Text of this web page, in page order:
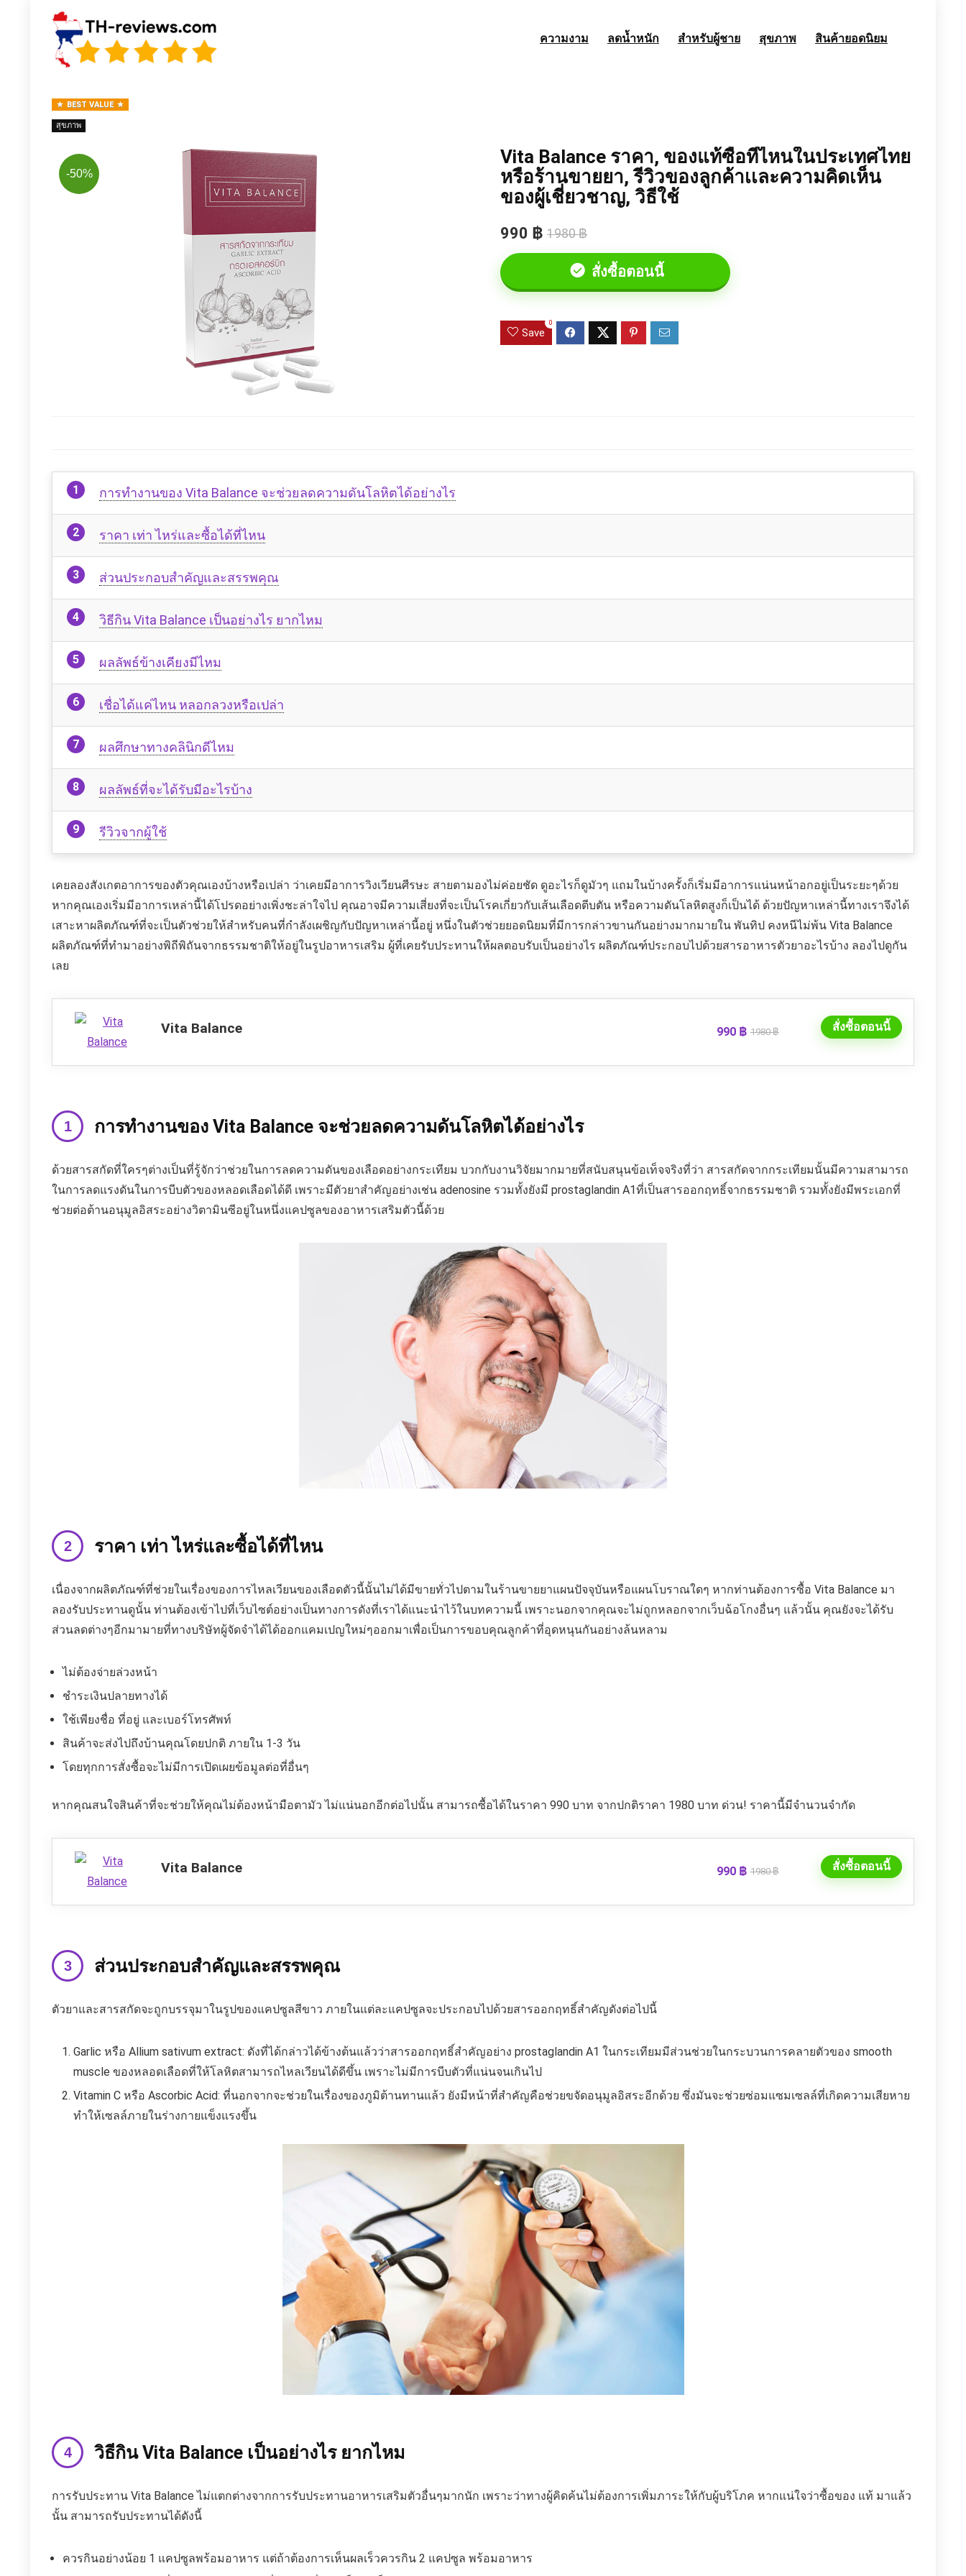
ความงาม ลดน้ำหนัก สำหรับผู้ชาย สุขภาพ สินค้ายอดนิยม
BEST VALUE
สุขภาพ
-50%
Vita Balance ราคา, ของแท้ซื้อที่ไหนในประเทศไทย
หรือร้านขายยา, รีวิวของลูกค้าเเละความคิดเห็น
ของผู้เชี่ยวชาญ, วิธีใช้
990 ฿ 1980 ฿
สั่งซื้อตอนนี้
Save
0
การทำงานของ Vita Balance จะช่วยลดความดันโลหิตได้อย่างไร
ราคา เท่า ไหร่และซื้อได้ที่ไหน
ส่วนประกอบสำคัญและสรรพคุณ
วิธีกิน Vita Balance เป็นอย่างไร ยากไหม
ผลลัพธ์ข้างเคียงมีไหม
เชื่อได้แค่ไหน หลอกลวงหรือเปล่า
ผลศึกษาทางคลินิกดีไหม
ผลลัพธ์ที่จะได้รับมีอะไรบ้าง
รีวิวจากผู้ใช้
เคยลองสังเกตอาการของตัวคุณเองบ้างหรือเปล่า ว่าเคยมีอาการวิงเวียนศีรษะ สายตามองไม่ค่อยชัด ดูอะไรก็ดูมัวๆ แถมในบ้างครั้งก็เริ่มมีอาการแน่นหน้าอกอยู่เป็นระยะๆด้วย
หากคุณเองเริ่มมีอาการเหล่านี้ได้โปรดอย่างเพิ่งชะล่าใจไป คุณอาจมีความเสี่ยงที่จะเป็นโรคเกี่ยวกับเส้นเลือดตีบตัน หรือความดันโลหิตสูงก็เป็นได้ ด้วยปัญหาเหล่านี้ทางเราจึงได้
เสาะหาผลิตภัณฑ์ที่จะเป็นตัวช่วยให้สำหรับคนที่กำลังเผชิญกับปัญหาเหล่านี้อยู่ หนึ่งในตัวช่วยยอดนิยมที่มีการกล่าวขานกันอย่างมากมายใน พันทิป คงหนีไม่พ้น Vita Balance
ผลิตภัณฑ์ที่ทำมาอย่างพิถีพิถันจากธรรมชาติให้อยู่ในรูปอาหารเสริม ผู้ที่เคยรับประทานให้ผลตอบรับเป็นอย่างไร ผลิตภัณฑ์ประกอบไปด้วยสารอาหารตัวยาอะไรบ้าง ลองไปดูกัน
เลย
Vita Balance 990 ฿ 1980 ฿ สั่งซื้อตอนนี้
การทำงานของ Vita Balance จะช่วยลดความดันโลหิตได้อย่างไร
ด้วยสารสกัดที่ใครๆต่างเป็นที่รู้จักว่าช่วยในการลดความดันของเลือดอย่างกระเทียม บวกกับงานวิจัยมากมายที่สนับสนุนข้อเท็จจริงที่ว่า สารสกัดจากกระเทียมนั้นมีความสามารถ
ในการลดแรงดันในการบีบตัวของหลอดเลือดได้ดี เพราะมีตัวยาสำคัญอย่างเช่น adenosine รวมทั้งยังมี prostaglandin A1ที่เป็นสารออกฤทธิ์จากธรรมชาติ รวมทั้งยังมีพระเอกที่
ช่วยต่อต้านอนุมูลอิสระอย่างวิตามินซีอยู่ในหนึ่งแคปซูลของอาหารเสริมตัวนี้ด้วย
ราคา เท่า ไหร่และซื้อได้ที่ไหน
เนื่องจากผลิตภัณฑ์ที่ช่วยในเรื่องของการไหลเวียนของเลือดตัวนี้นั้นไม่ได้มีขายทั่วไปตามในร้านขายยาแผนปัจจุบันหรือแผนโบราณใดๆ หากท่านต้องการซื้อ Vita Balance มา
ลองรับประทานดูนั้น ท่านต้องเข้าไปที่เว็บไซต์อย่างเป็นทางการดังที่เราได้แนะนำไว้ในบทความนี้ เพราะนอกจากคุณจะไม่ถูกหลอกจากเว็บฉ้อโกงอื่นๆ แล้วนั้น คุณยังจะได้รับ
ส่วนลดต่างๆอีกมามายที่ทางบริษัทผู้จัดจำได้ได้ออกแคมเปญใหม่ๆออกมาเพื่อเป็นการขอบคุณลูกค้าที่อุดหนุนกันอย่างล้นหลาม
ไม่ต้องจ่ายล่วงหน้า
ชำระเงินปลายทางได้
ใช้เพียงชื่อ ที่อยู่ และเบอร์โทรศัพท์
สินค้าจะส่งไปถึงบ้านคุณโดยปกติ ภายใน 1-3 วัน
โดยทุกการสั่งซื้อจะไม่มีการเปิดเผยข้อมูลต่อที่อื่นๆ
หากคุณสนใจสินค้าที่จะช่วยให้คุณไม่ต้องหน้ามือตามัว ไม่แน่นอกอีกต่อไปนั้น สามารถซื้อได้ในราคา 990 บาท จากปกติราคา 1980 บาท ด่วน! ราคานี้มีจำนวนจำกัด
Vita Balance 990 ฿ 1980 ฿ สั่งซื้อตอนนี้
ส่วนประกอบสำคัญและสรรพคุณ
ตัวยาและสารสกัดจะถูกบรรจุมาในรูปของแคปซูลสีขาว ภายในแต่ละแคปซูลจะประกอบไปด้วยสารออกฤทธิ์สำคัญดังต่อไปนี้
Garlic หรือ Allium sativum extract: ดังที่ได้กล่าวได้ข้างต้นแล้วว่าสารออกฤทธิ์สำคัญอย่าง prostaglandin A1 ในกระเทียมมีส่วนช่วยในกระบวนการคลายตัวของ smooth
muscle ของหลอดเลือดที่ให้โลหิตสามารถไหลเวียนได้ดีขึ้น เพราะไม่มีการบีบตัวที่แน่นจนเกินไป
Vitamin C หรือ Ascorbic Acid: ที่นอกจากจะช่วยในเรื่องของภูมิต้านทานแล้ว ยังมีหน้าที่สำคัญคือช่วยขจัดอนุมูลอิสระอีกด้วย ซึ่งมันจะช่วยซ่อมแซมเซลล์ที่เกิดความเสียหาย
ทำให้เซลล์ภายในร่างกายแข็งแรงขึ้น
วิธีกิน Vita Balance เป็นอย่างไร ยากไหม
การรับประทาน Vita Balance ไม่แตกต่างจากการรับประทานอาหารเสริมตัวอื่นๆมากนัก เพราะว่าทางผู้คิดค้นไม่ต้องการเพิ่มภาระให้กับผู้บริโภค หากแน่ใจว่าซื้อของ แท้ มาแล้ว
นั้น สามารถรับประทานได้ดังนี้
ควรกินอย่างน้อย 1 แคปซูลพร้อมอาหาร แต่ถ้าต้องการเห็นผลเร็วควรกิน 2 แคปซูล พร้อมอาหาร